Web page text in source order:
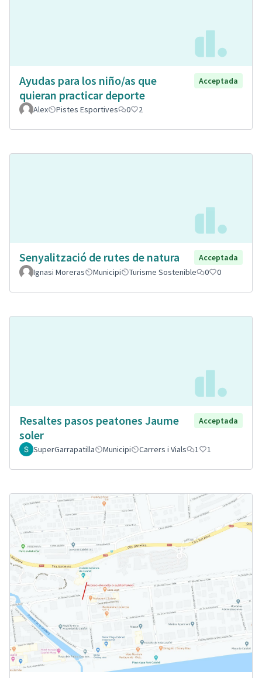
Ayudas para los niño/as que
quieran practicar deporte
Acceptada
Alex Pistes Esportives 0 2
Senyalització de rutes de natura
Acceptada
Ignasi Moreras
Municipi Turisme Sostenible 0 0
Resaltes pasos peatones Jaume
soler
Acceptada
SuperGarrapatilla Municipi Carrers i Vials 1 1